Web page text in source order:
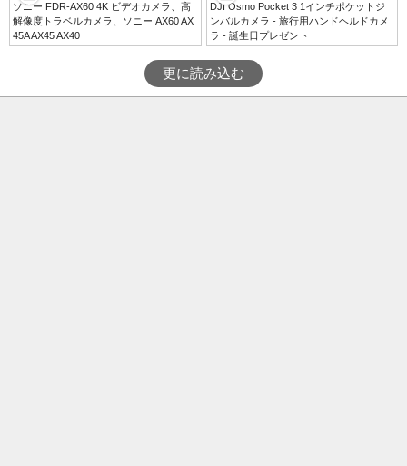
ソニー FDR-AX60 4K ビデオカメラ、高
解像度トラベルカメラ、ソニー AX60 AX
45A AX45 AX40
DJI Osmo Pocket 3 1インチポケットジ
ンバルカメラ - 旅行用ハンドヘルドカメ
ラ - 誕生日プレゼント
更に読み込む